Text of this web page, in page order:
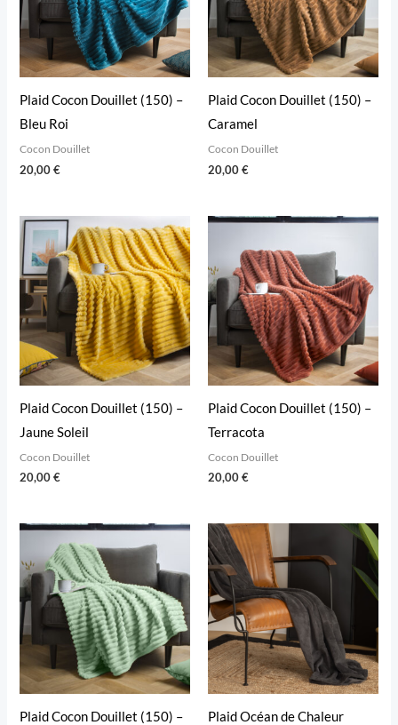
Plaid Cocon Douillet (150) –
Bleu Roi
Cocon Douillet
20,00€
Plaid Cocon Douillet (150) –
Caramel
Cocon Douillet
20,00€
Plaid Cocon Douillet (150) –
Jaune Soleil
Cocon Douillet
20,00€
Plaid Cocon Douillet (150) –
Terracota
Cocon Douillet
20,00€
Plaid Cocon Douillet (150) –
Plaid Océan de Chaleur